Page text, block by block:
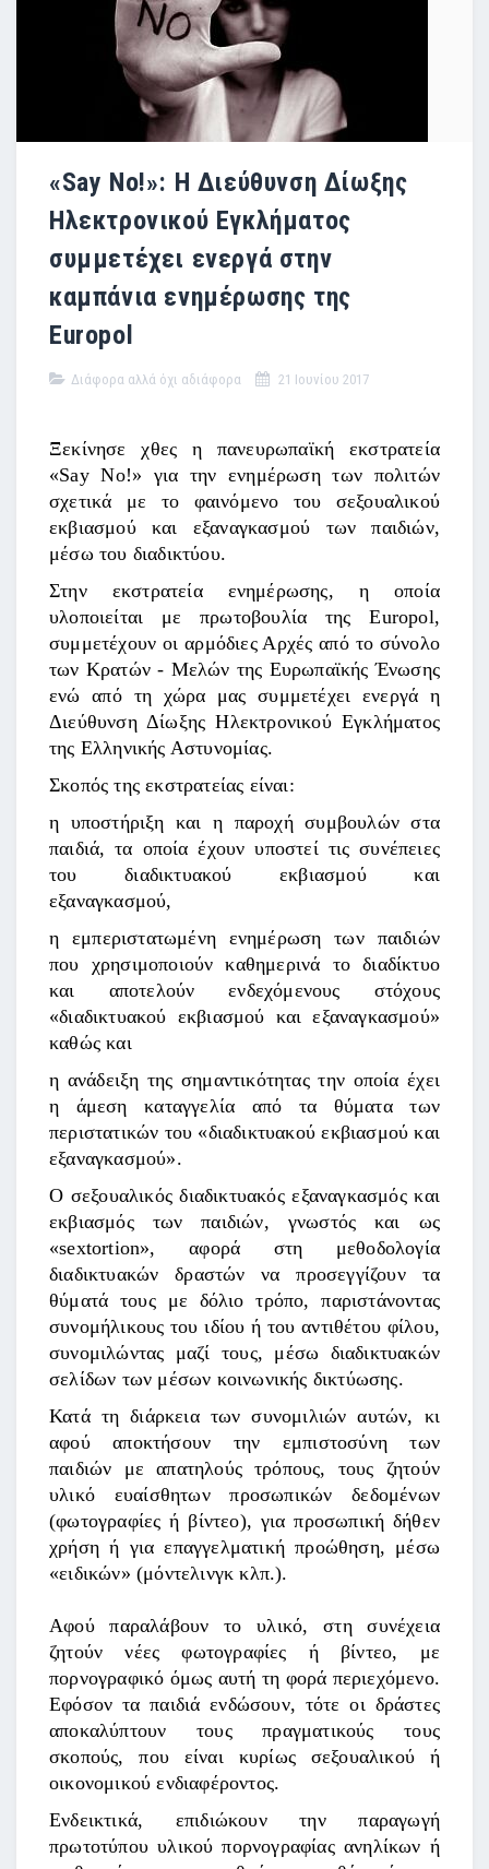
«Say No!»: Η Διεύθυνση Δίωξης
Ηλεκτρονικού Εγκλήματος
συμμετέχει ενεργά στην
καμπάνια ενημέρωσης της
Europol
Διάφορα αλλά όχι αδιάφορα 21 Ιουνίου 2017
Ξεκίνησε χθες η πανευρωπαϊκή εκστρατεία
«Say No!» για την ενημέρωση των πολιτών
σχετικά με το φαινόμενο του σεξουαλικού
εκβιασμού και εξαναγκασμού των παιδιών,
μέσω του διαδικτύου.
Στην εκστρατεία ενημέρωσης, η οποία
υλοποιείται με πρωτοβουλία της Europol,
συμμετέχουν οι αρμόδιες Αρχές από το σύνολο
των Κρατών - Μελών της Ευρωπαϊκής Ένωσης
ενώ από τη χώρα μας συμμετέχει ενεργά η
Διεύθυνση Δίωξης Ηλεκτρονικού Εγκλήματος
της Ελληνικής Αστυνομίας.
Σκοπός της εκστρατείας είναι:
η υποστήριξη και η παροχή συμβουλών στα
παιδιά, τα οποία έχουν υποστεί τις συνέπειες
του διαδικτυακού εκβιασμού και
εξαναγκασμού,
η εμπεριστατωμένη ενημέρωση των παιδιών
που χρησιμοποιούν καθημερινά το διαδίκτυο
και αποτελούν ενδεχόμενους στόχους
«διαδικτυακού εκβιασμού και εξαναγκασμού»
καθώς και
η ανάδειξη της σημαντικότητας την οποία έχει
η άμεση καταγγελία από τα θύματα των
περιστατικών του «διαδικτυακού εκβιασμού και
εξαναγκασμού».
Ο σεξουαλικός διαδικτυακός εξαναγκασμός και
εκβιασμός των παιδιών, γνωστός και ως
«sextortion», αφορά στη μεθοδολογία
διαδικτυακών δραστών να προσεγγίζουν τα
θύματά τους με δόλιο τρόπο, παριστάνοντας
συνομήλικους του ιδίου ή του αντιθέτου φίλου,
συνομιλώντας μαζί τους, μέσω διαδικτυακών
σελίδων των μέσων κοινωνικής δικτύωσης.
Κατά τη διάρκεια των συνομιλιών αυτών, κι
αφού αποκτήσουν την εμπιστοσύνη των
παιδιών με απατηλούς τρόπους, τους ζητούν
υλικό ευαίσθητων προσωπικών δεδομένων
(φωτογραφίες ή βίντεο), για προσωπική δήθεν
χρήση ή για επαγγελματική προώθηση, μέσω
«ειδικών» (μόντελινγκ κλπ.).
Αφού παραλάβουν το υλικό, στη συνέχεια
ζητούν νέες φωτογραφίες ή βίντεο, με
πορνογραφικό όμως αυτή τη φορά περιεχόμενο.
Εφόσον τα παιδιά ενδώσουν, τότε οι δράστες
αποκαλύπτουν τους πραγματικούς τους
σκοπούς, που είναι κυρίως σεξουαλικού ή
οικονομικού ενδιαφέροντος.
Ενδεικτικά, επιδιώκουν την παραγωγή
πρωτοτύπου υλικού πορνογραφίας ανηλίκων ή